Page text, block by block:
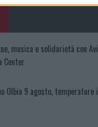
p
musica e solidarietà con
Center
Olbia 9 agosto, temperature